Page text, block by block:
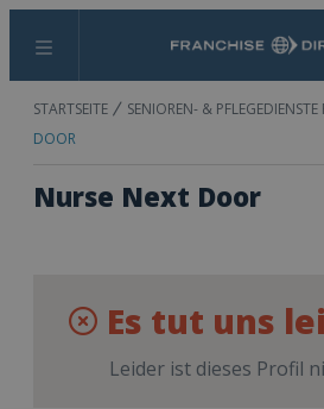
Menü
STARTSEITE SENIOREN- & PFLEGEDIENSTE
DOOR
Nurse Next Door
Es tut uns
Leider ist dieses Profil